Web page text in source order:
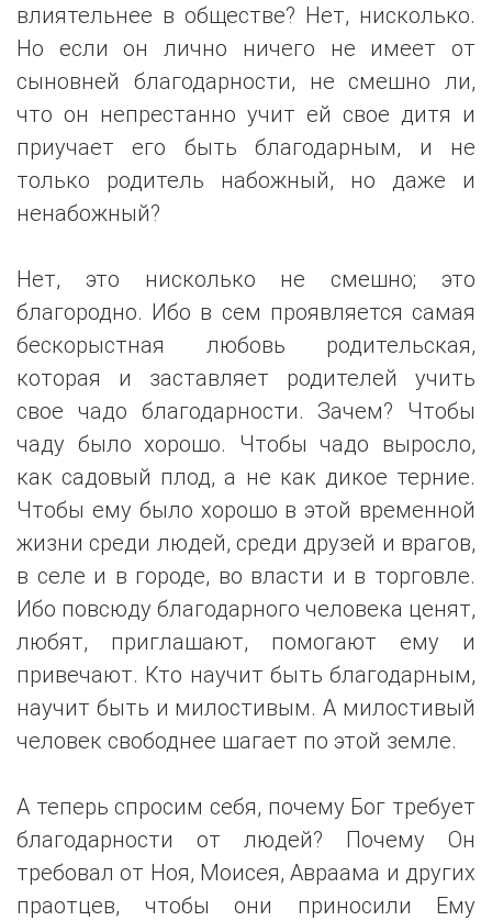
влиятельнее в обществе? Нет, нисколько.
Но если он лично ничего не имеет от
сыновней благодарности, не смешно ли,
что он непрестанно учит ей свое дитя и
приучает его быть благодарным, и не
только родитель набожный, но даже и
ненабожный?
Нет, это нисколько не смешно; это
благородно. Ибо в сем проявляется самая
бескорыстная любовь родительская,
которая и заставляет родителей учить
свое чадо благодарности. Зачем? Чтобы
чаду было хорошо. Чтобы чадо выросло,
как садовый плод, а не как дикое терние.
Чтобы ему было хорошо в этой временной
жизни среди людей, среди друзей и врагов,
в селе и в городе, во власти и в торговле.
Ибо повсюду благодарного человека ценят,
любят, приглашают, помогают ему и
привечают. Кто научит быть благодарным,
научит быть и милостивым. А милостивый
человек свободнее шагает по этой земле.
А теперь спросим себя, почему Бог требует
благодарности от людей? Почему Он
требовал от Ноя, Моисея, Авраама и других
праотцев, чтобы они приносили Ему